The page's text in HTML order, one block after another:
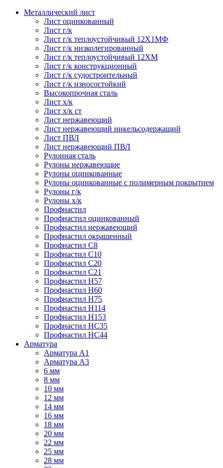
Металлический лист
Лист оцинкованный
Лист г/к
Лист г/к теплоустойчивый 12Х1МФ
Лист г/к низколегированный
Лист г/к теплоустойчивый 12ХМ
Лист г/к конструкционный
Лист г/к судостроительный
Лист г/к износостойкий
Высокопрочная сталь
Лист х/к
Лист х/к ст
Лист нержавеющий
Лист нержавеющий никельсодержащий
Лист ПВЛ
Лист нержавеющий ПВЛ
Рулонная сталь
Рулоны нержавеющие
Рулоны оцинкованные
Рулоны оцинкованные с полимерным покрытием
Рулоны г/к
Рулоны х/к
Профнастил
Профнастил оцинкованный
Профнастил нержавеющий
Профнастил окрашенный
Профнастил С8
Профнастил С10
Профнастил С20
Профнастил С21
Профнастил Н57
Профнастил Н60
Профнастил Н75
Профнастил Н114
Профнастил Н153
Профнастил НС35
Профнастил НС44
Арматура
Арматура А1
Арматура А3
6 мм
8 мм
10 мм
12 мм
14 мм
16 мм
18 мм
20 мм
22 мм
25 мм
28 мм